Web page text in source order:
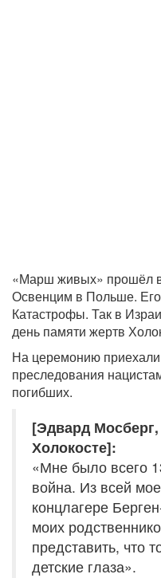
«Марш живых» прошёл
Освенцим в Польше.
Катастрофы. Так в
день памяти жертв
На церемонию
преследования
погибших.
[Эдвард
Холокосте]:
«Мне было всего
война. Из всей
концлагере
моих
представить, что
детские глаза».